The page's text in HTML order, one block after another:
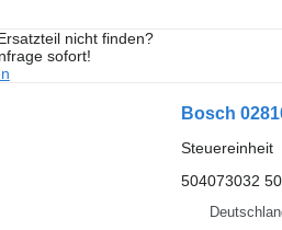
nicht finden?
sofort!
Bosch
Steuereinheit
504073032